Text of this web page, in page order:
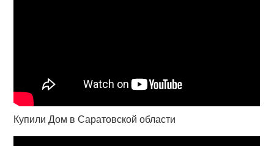
Купили Дом в Саратовской области